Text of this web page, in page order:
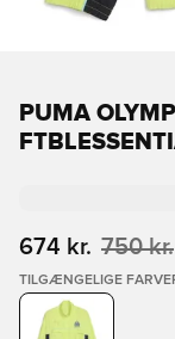
PUMA
674 kr. 750 kr.
TILGÆNGELIGE